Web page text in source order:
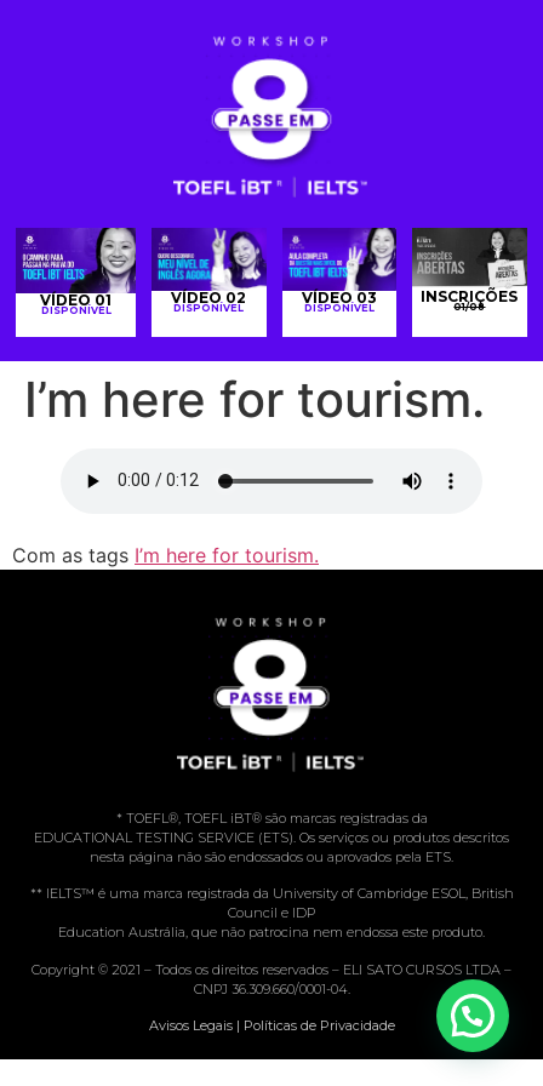
VÍDEO 01
DISPONÍVEL
VÍDEO 02
DISPONÍVEL
VÍDEO 03
DISPONÍVEL
INSCRIÇÕES
01/08
I’m here for tourism.
Com as tags I’m here for tourism.
* TOEFL®️, TOEFL iBT®️ são marcas registradas da
EDUCATIONAL TESTING SERVICE (ETS). Os serviços ou produtos descritos
nesta página não são endossados ou aprovados pela ETS.
** IELTS™️ é uma marca registrada da University of Cambridge ESOL, British
Council e IDP
Education Austrália, que não patrocina nem endossa este produto.
Copyright © 2021 – Todos os direitos reservados – ELI SATO CURSOS LTDA –
CNPJ 36.309.660/0001-04.
Avisos Legais | Políticas de Privacidade